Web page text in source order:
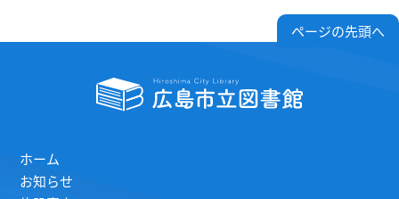
ページの先頭へ
ホーム
お知らせ